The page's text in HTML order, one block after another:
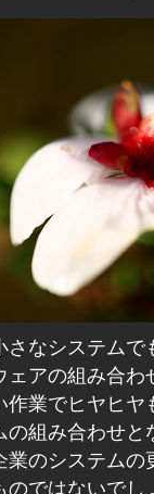
さなシステム
ェアの組み合
作業でヒヤヒヤ
の組み合わせ
業のシステム
のではないで